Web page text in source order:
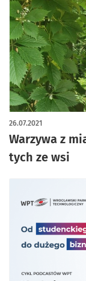
Warzywa z
tych ze wsi
26.07.2021